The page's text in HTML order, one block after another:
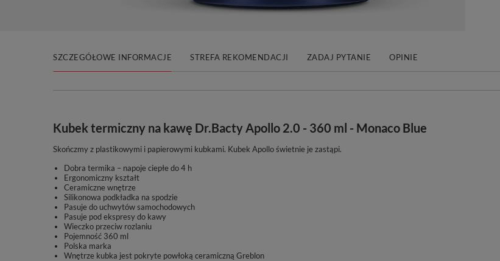
SZCZEGÓŁOWE INFORMACJE STREFA REKOMENDACJI ZADAJ PYTANIE OPINIE
Kubek termiczny na kawę Dr.Bacty Apollo 2.0 - 360 ml - Monaco Blue
Skończmy z plastikowymi i papierowymi kubkami. Kubek Apollo świetnie je zastąpi.
Dobra termika – napoje ciepłe do 4 h
Ergonomiczny kształt
Ceramiczne wnętrze
Silikonowa podkładka na spodzie
Pasuje do uchwytów samochodowych
Pasuje pod ekspresy do kawy
Wieczko przeciw rozlaniu
Pojemność 360 ml
Polska marka
Wnętrze kubka jest pokryte powłoką ceramiczną Greblon